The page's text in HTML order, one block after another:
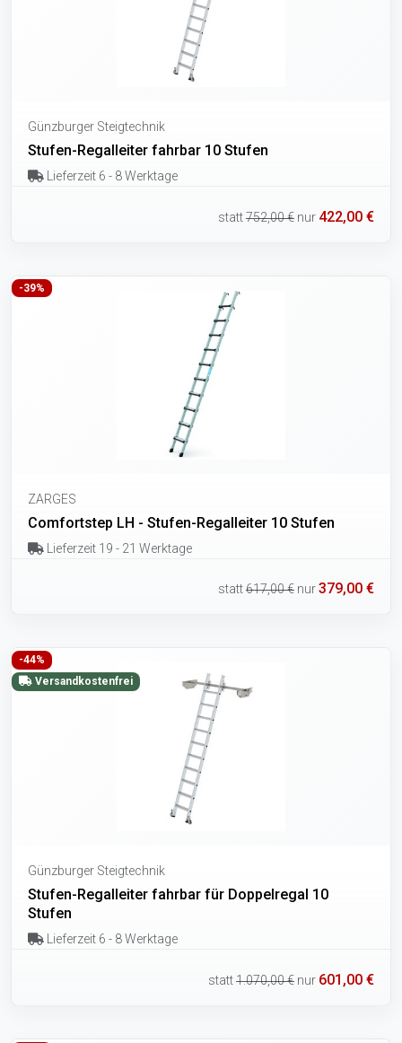
Günzburger Steigtechnik
Stufen-Regalleiter fahrbar 10 Stufen
Lieferzeit 6 - 8 Werktage
statt752,00 € nur 422,00 €
-39%
ZARGES
Comfortstep LH - Stufen-Regalleiter 10 Stufen
Lieferzeit 19 - 21 Werktage
statt617,00 € nur379,00 €
-44%
Versandkostenfrei
Günzburger Steigtechnik
Stufen-Regalleiter fahrbar für Doppelregal 10
Stufen
Lieferzeit 6 - 8 Werktage
statt1.070,00 € nur 601,00 €